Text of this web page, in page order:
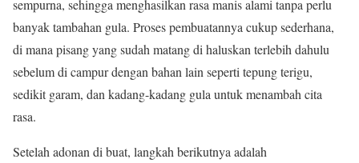
sempurna, sehingga menghasilkan rasa manis alami tanpa perlu
banyak tambahan gula. Proses pembuatannya cukup sederhana,
di mana pisang yang sudah matang di haluskan terlebih dahulu
sebelum di campur dengan bahan lain seperti tepung terigu,
sedikit garam, dan kadang-kadang gula untuk menambah cita
rasa.
Setelah adonan di buat, langkah berikutnya adalah